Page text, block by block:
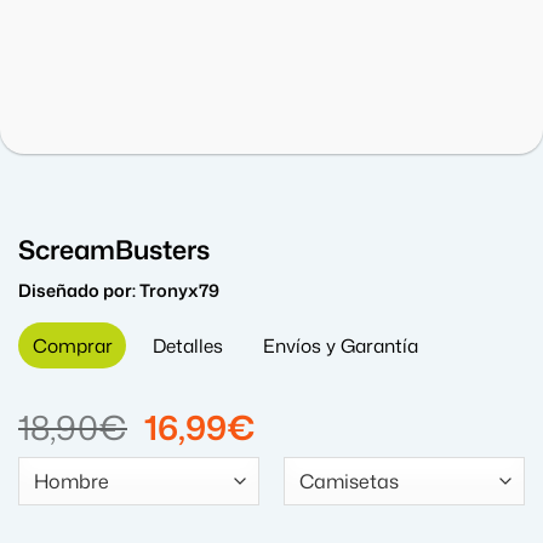
ScreamBusters
Diseñado por:Tronyx79
Comprar Detalles Envíos y Garantía
18,90€ El
precio
original
16,99€
precio
actual